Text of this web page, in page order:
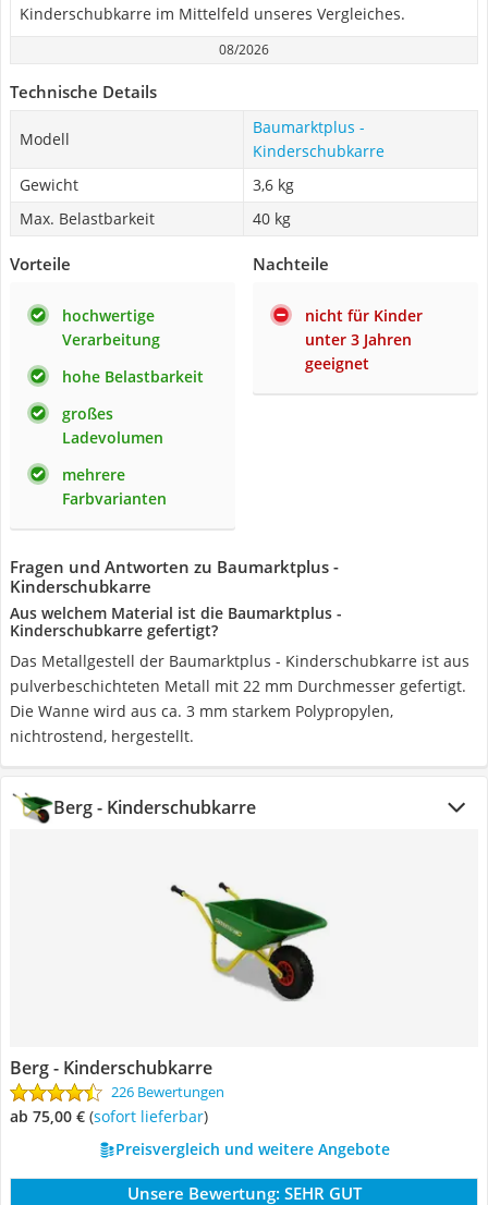
Kinderschubkarre im Mittelfeld unseres Vergleiches.
08/2026
Technische Details
Modell
Baumarktplus -
Kinderschubkarre
Gewicht
3,6 kg
Max. Belastbarkeit
40 kg
Vorteile
hochwertige
Verarbeitung
hohe Belastbarkeit
großes
Ladevolumen
mehrere
Farbvarianten
Nachteile
nicht für Kinder
unter 3 Jahren
geeignet
Fragen und Antworten zu Baumarktplus -
Kinderschubkarre
Aus welchem Material ist die Baumarktplus -
Kinderschubkarre gefertigt?
Das Metallgestell der Baumarktplus - Kinderschubkarre ist aus
pulverbeschichteten Metall mit 22 mm Durchmesser gefertigt.
Die Wanne wird aus ca. 3 mm starkem Polypropylen,
nichtrostend, hergestellt.
Berg - Kinderschubkarre
Berg - Kinderschubkarre
226 Bewertungen
ab 75,00 € ( Sofort lieferbar)
Preisvergleich und weitere Angebote
Unsere Bewertung: SEHR GUT